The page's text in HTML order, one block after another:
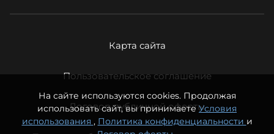
Карта сайта
Пользовательское соглашение
Договор публичной оферты
На сайте используются cookies. Продолжая
использовать сайт, вы принимаетеУсловия
использования , Политика конфиденциальности и